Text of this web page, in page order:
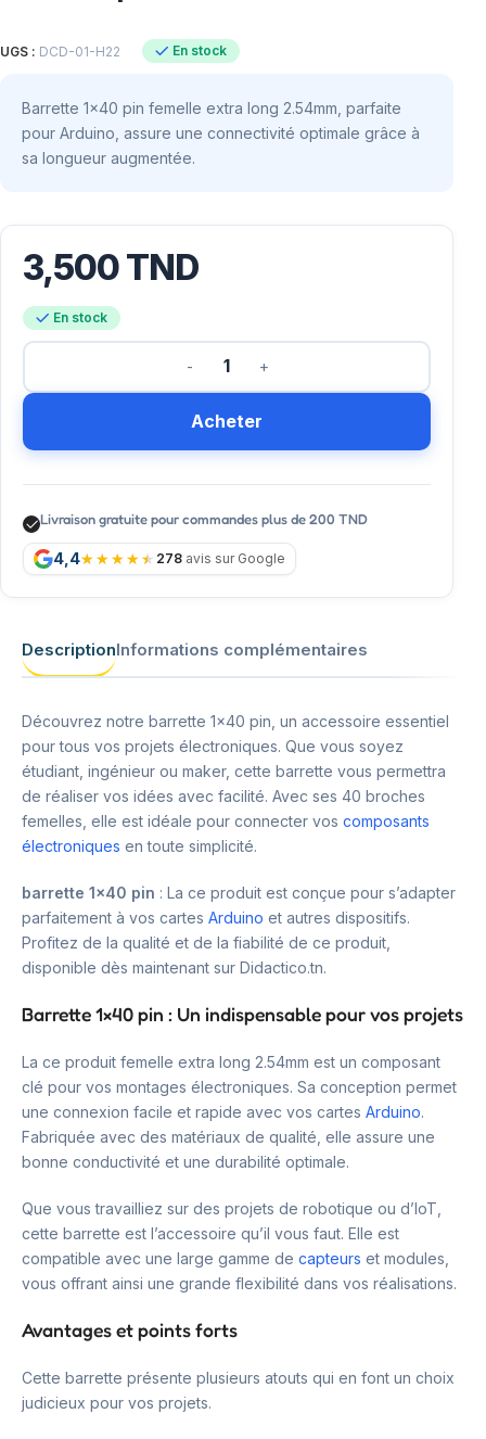
UGS : DCD-01-H22 En stock
Barrette 1×40 pin femelle extra long 2.54mm, parfaite
pour Arduino, assure une connectivité optimale grâce à
sa longueur augmentée.
3,500TND
En stock
Acheter
Livraison gratuite pour commandes plus de 200 TND
4,4 278 avis sur Google
DescriptionInformations complémentaires
Découvrez notre barrette 1×40 pin, un accessoire essentiel
pour tous vos projets électroniques. Que vous soyez
étudiant, ingénieur ou maker, cette barrette vous permettra
de réaliser vos idées avec facilité. Avec ses 40 broches
femelles, elle est idéale pour connecter vos composants
électroniques en toute simplicité.
barrette 1×40 pin : La ce produit est conçue pour s’adapter
parfaitement à vos cartes Arduino et autres dispositifs.
Profitez de la qualité et de la fiabilité de ce produit,
disponible dès maintenant sur Didactico.tn.
Barrette 1×40 pin : Un indispensable pour vos projets
La ce produit femelle extra long 2.54mm est un composant
clé pour vos montages électroniques. Sa conception permet
une connexion facile et rapide avec vos cartes Arduino.
Fabriquée avec des matériaux de qualité, elle assure une
bonne conductivité et une durabilité optimale.
Que vous travailliez sur des projets de robotique ou d’IoT,
cette barrette est l’accessoire qu’il vous faut. Elle est
compatible avec une large gamme de capteurs et modules,
vous offrant ainsi une grande flexibilité dans vos réalisations.
Avantages et points forts
Cette barrette présente plusieurs atouts qui en font un choix
judicieux pour vos projets.